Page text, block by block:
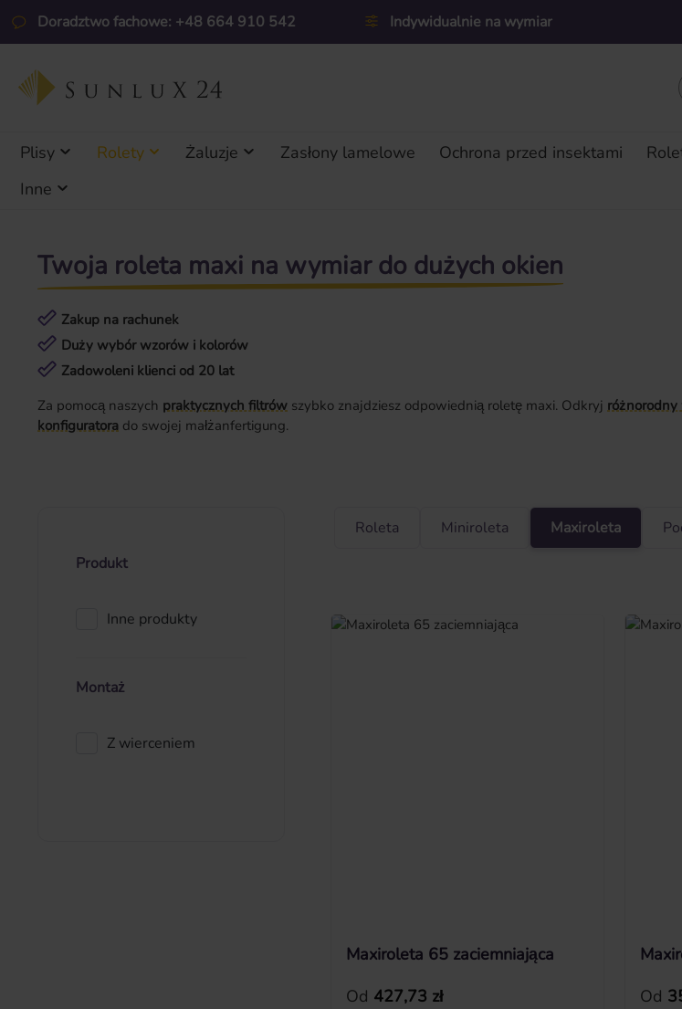
do głównej zawartości
Przejdź do wyszukiwania
Przejdź do głównej nawigacji
Doradztwo fachowe: +48 664 910 542 Indywidualnie na wymiar
Plisy Rolety Żaluzje Zasłony lamelowe Ochrona przed insektami
Inne
Twoja roleta maxi na wymiar do dużych okien
Zakup na rachunek
Duży wybór wzorów i kolorów
Zadowoleni klienci od 20 lat
Za pomocą naszych praktycznych filtrów szybko znajdziesz odpowiednią roletę maxi. Odkryj
konfiguratora do swojej małżanfertigung.
Produkt
Inne produkty
Montaż
Z wierceniem
Roleta Miniroleta Maxiroleta
Maxiroleta 65 zaciemniająca
Cena regularna:
Od 427,73 zł
Cena
Od